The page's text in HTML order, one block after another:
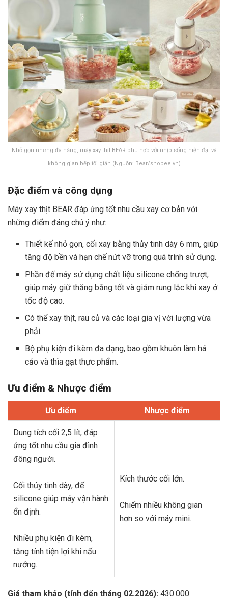
Nhỏ gọn nhưng đa năng, máy xay thịt BEAR phù hợp với nhịp sống hiện đại và
không gian bếp tối giản (Nguồn: Bear/shopee.vn)
Đặc điểm và công dụng
Máy xay thịt BEAR đáp ứng tốt nhu cầu xay cơ bản với
những điểm đáng chú ý như:
Thiết kế nhỏ gọn, cối xay bằng thủy tinh dày 6 mm, giúp
tăng độ bền và hạn chế nứt vỡ trong quá trình sử dụng.
Phần đế máy sử dụng chất liệu silicone chống trượt,
giúp máy giữ thăng bằng tốt và giảm rung lắc khi xay ở
tốc độ cao.
Có thể xay thịt, rau củ và các loại gia vị với lượng vừa
phải.
Bộ phụ kiện đi kèm đa dạng, bao gồm khuôn làm há
cảo và thìa gạt thực phẩm.
Ưu điểm & Nhược điểm
Ưu điểm Nhược điểm
Dung tích cối 2,5 lít, đáp
ứng tốt nhu cầu gia đình
đông người.
Cối thủy tinh dày, đế
silicone giúp máy vận hành
ổn định.
Nhiều phụ kiện đi kèm,
tăng tính tiện lợi khi nấu
nướng.
Kích thước cối lớn.
Chiếm nhiều không gian
hơn so với máy mini.
Giá tham khảo (tính đến tháng 02.2026): 430.000